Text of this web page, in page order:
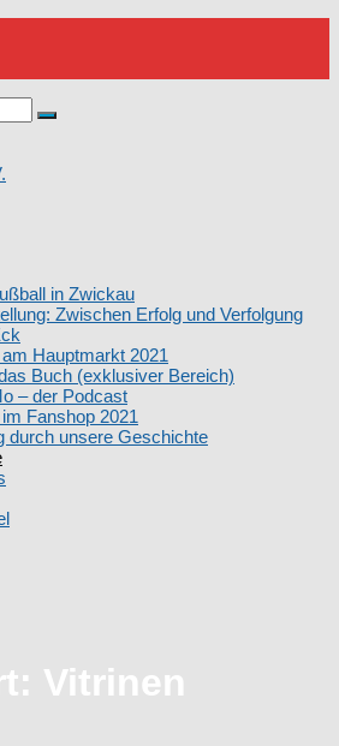
Search
e.V.
in Zwickau
Zwischen Erfolg und Verfolgung
Hauptmarkt 2021
Buch (exklusiver Bereich)
– der Podcast
Fanshop 2021
durch unsere Geschichte
Vitrinen